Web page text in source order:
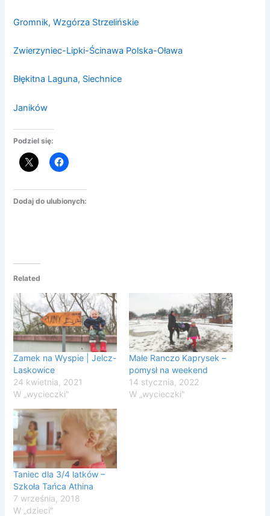
Gromnik, Wzgórza Strzelińskie
Zwierzyniec-Lipki-Ścinawa Polska-Oława
Błękitna Laguna, Siechnice
Janików
Podziel się:
Dodaj do ulubionych:
Related
Zamek na Wyspie | Jelcz-
Laskowice
24 kwietnia, 2021
W „wycieczki"
Małe Ranczo Kaprysek –
pomysł na weekend
14 stycznia, 2022
W „wycieczki"
Taniec dla 3/4 latków –
Szkoła Tańca Athina
7 września, 2018
W „dzieci"